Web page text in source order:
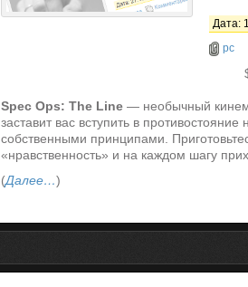
Дата:
pc
Spec Ops: The Line — необычный
заставит вас вступить в
собственными принципами.
«нравственность» и на каждом шагу
(Далее…)